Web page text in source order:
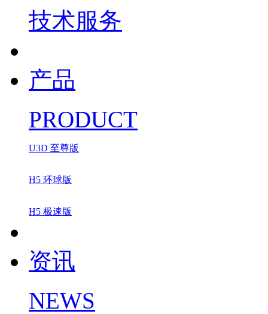
技术服务
产品
PRODUCT
U3D 至尊版
H5 环球版
H5 极速版
资讯
NEWS